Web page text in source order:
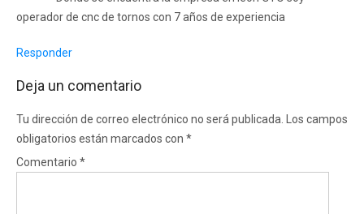
operador de cnc de tornos con 7 años de experiencia
Responder
Deja un comentario
Tu dirección de correo electrónico no será publicada.
Los campos
obligatorios están marcados con *
Comentario *